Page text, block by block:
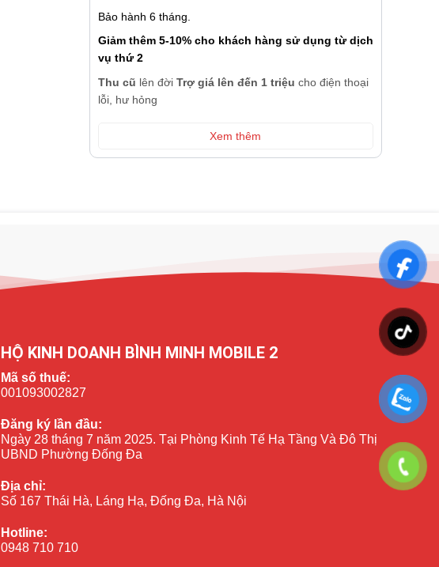
Bảo hành 6 tháng.
Giảm thêm 5-10% cho khách hàng sử dụng từ dịch
vụ thứ 2
Thu cũ lên đờiTrợ giá lên đến 1 triệu cho điện thoại
lỗi, hư hỏng
Xem thêm
HỘ KINH DOANH BÌNH MINH MOBILE 2
Mã số thuế:
001093002827
Đăng ký lần đầu:
Ngày 28 tháng 7 năm 2025. Tại Phòng Kinh Tế Hạ Tầng Và Đô Thị
UBND Phường Đống Đa
Địa chỉ:
Số 167 Thái Hà, Láng Hạ, Đống Đa, Hà Nội
Hotline:
0948 710 710